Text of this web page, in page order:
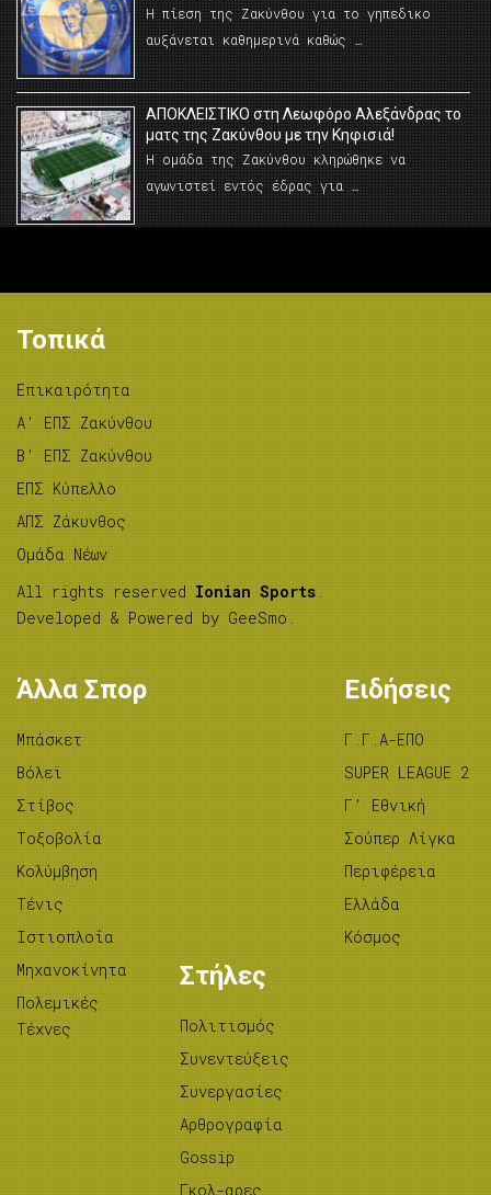
Η πίεση της Ζακύνθου για το γηπεδικο
αυξάνεται καθημερινά καθώς …
AΠΟΚΛΕΙΣΤΙΚΟ στη Λεωφόρο Αλεξάνδρας το
ματς της Ζακύνθου με την Κηφισιά!
Η ομάδα της Ζακύνθου κληρώθηκε να
αγωνιστεί εντός έδρας για …
Τοπικά
Επικαιρότητα
A’ ΕΠΣ Ζακύνθου
B’ ΕΠΣ Ζακύνθου
ΕΠΣ Κύπελλο
ΑΠΣ Ζάκυνθος
Ομάδα Νέων
All rights reserved Ionian Sports .
Developed & Powered by GeeSmo .
Άλλα Σπορ
Μπάσκετ
Βόλεϊ
Στίβος
Tοξοβολία
Κολύμβηση
Τένις
Ιστιοπλοΐα
Μηχανοκίνητα
Πολεμικές
Τέχνες
Ειδήσεις
Γ.Γ.Α-ΕΠΟ
SUPER LEAGUE 2
Γ’ Εθνική
Σούπερ Λίγκα
Περιφέρεια
Ελλάδα
Κόσμος
Στήλες
Πολιτισμός
Συνεντεύξεις
Συνεργασίες
Αρθρογραφία
Gossip
Γκολ-αρες